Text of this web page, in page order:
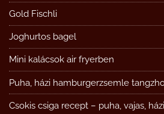
Gold Fischli
Joghurtos bagel
Mini kalácsok air fryerben
Puha, házi hamburgerzsemle
Csokis csiga recept – puha, vajas,